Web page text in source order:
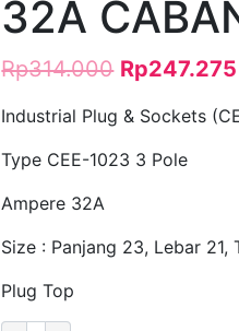
32A
Rp314.000 Rp247.275
Industrial Plug & Sockets
Type CEE-1023 3 Pole
Ampere 32A
Size : Panjang 23, Lebar 21,
Plug Top